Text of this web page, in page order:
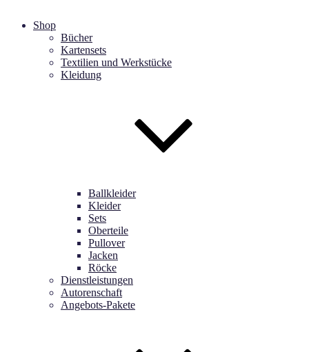
Shop
Bücher
Kartensets
Textilien und Werkstücke
Kleidung
Ballkleider
Kleider
Sets
Oberteile
Pullover
Jacken
Röcke
Dienstleistungen
Autorenschaft
Angebots-Pakete